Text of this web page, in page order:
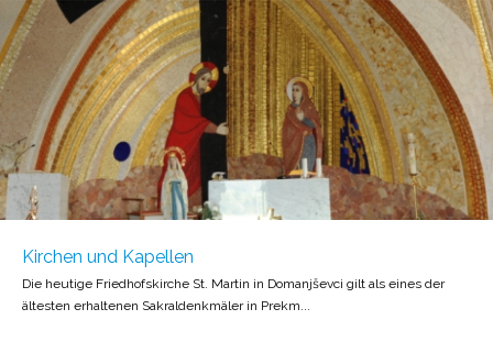
Kirchen und Kapellen
Die heutige Friedhofskirche St. Martin in Domanjševci gilt als eines der
ältesten erhaltenen Sakraldenkmäler in Prekm...